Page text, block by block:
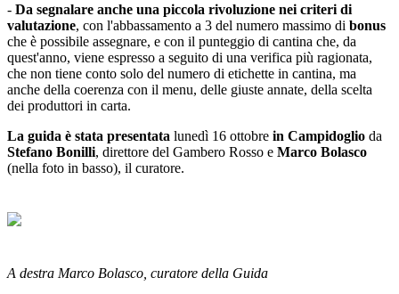
- Da segnalare anche una piccola rivoluzione nei criteri di
valutazione, con l'abbassamento a 3 del numero massimo di bonus
che è possibile assegnare, e con il punteggio di cantina che, da
quest'anno, viene espresso a seguito di una verifica più ragionata,
che non tiene conto solo del numero di etichette in cantina, ma
anche della coerenza con il menu, delle giuste annate, della scelta
dei produttori in carta.
La guida è stata presentata lunedì 16 ottobre in Campidoglio da
Stefano Bonilli, direttore del Gambero Rosso e Marco Bolasco
(nella foto in basso), il curatore.
A destra Marco Bolasco, curatore della Guida